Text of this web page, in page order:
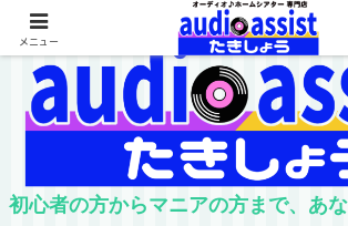
初心者の方からマニアの方まで、あ
メニュー